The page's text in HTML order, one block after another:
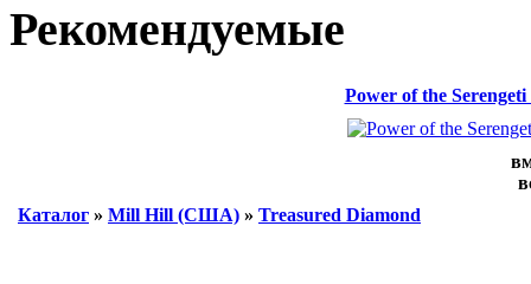
Рекомендуемые
Power of the
Каталог » Mill Hill (США) » Treasured Diamond